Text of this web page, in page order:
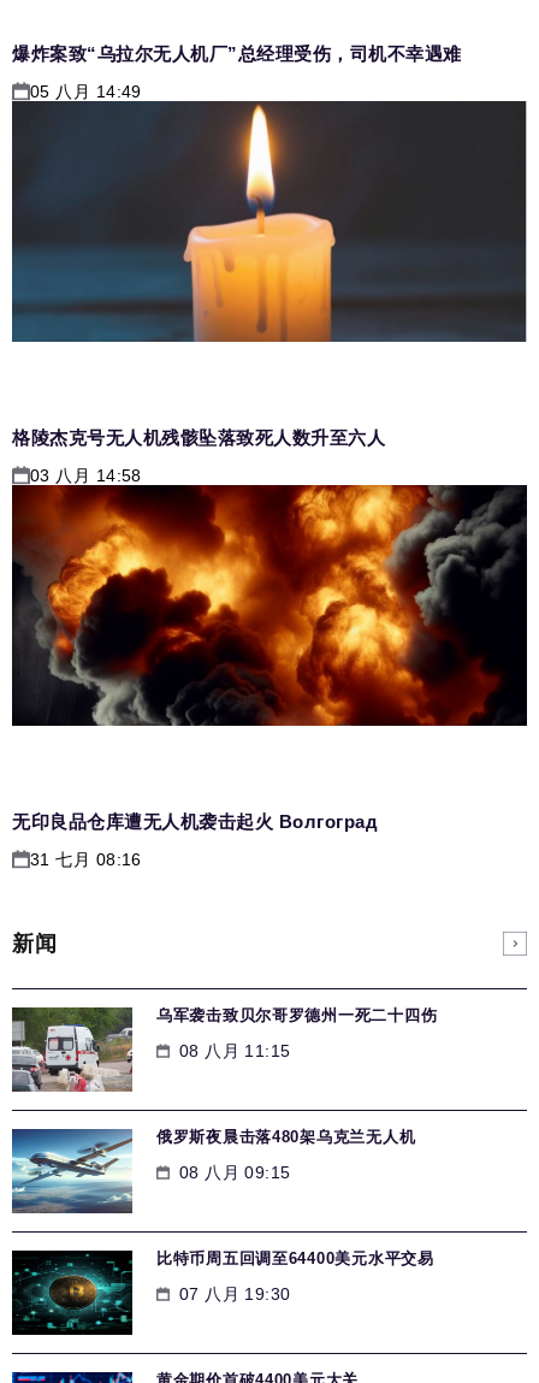
爆炸案致“乌拉尔无人机厂”总经理受伤，司机不幸遇难
05 八月 14:49
格陵杰克号无人机残骸坠落致死人数升至六人
03 八月 14:58
无印良品仓库遭无人机袭击起火 Волгоград
31 七月 08:16
新闻
乌军袭击致贝尔哥罗德州一死二十四伤
08 八月 11:15
俄罗斯夜晨击落480架乌克兰无人机
08 八月 09:15
比特币周五回调至64400美元水平交易
07 八月 19:30